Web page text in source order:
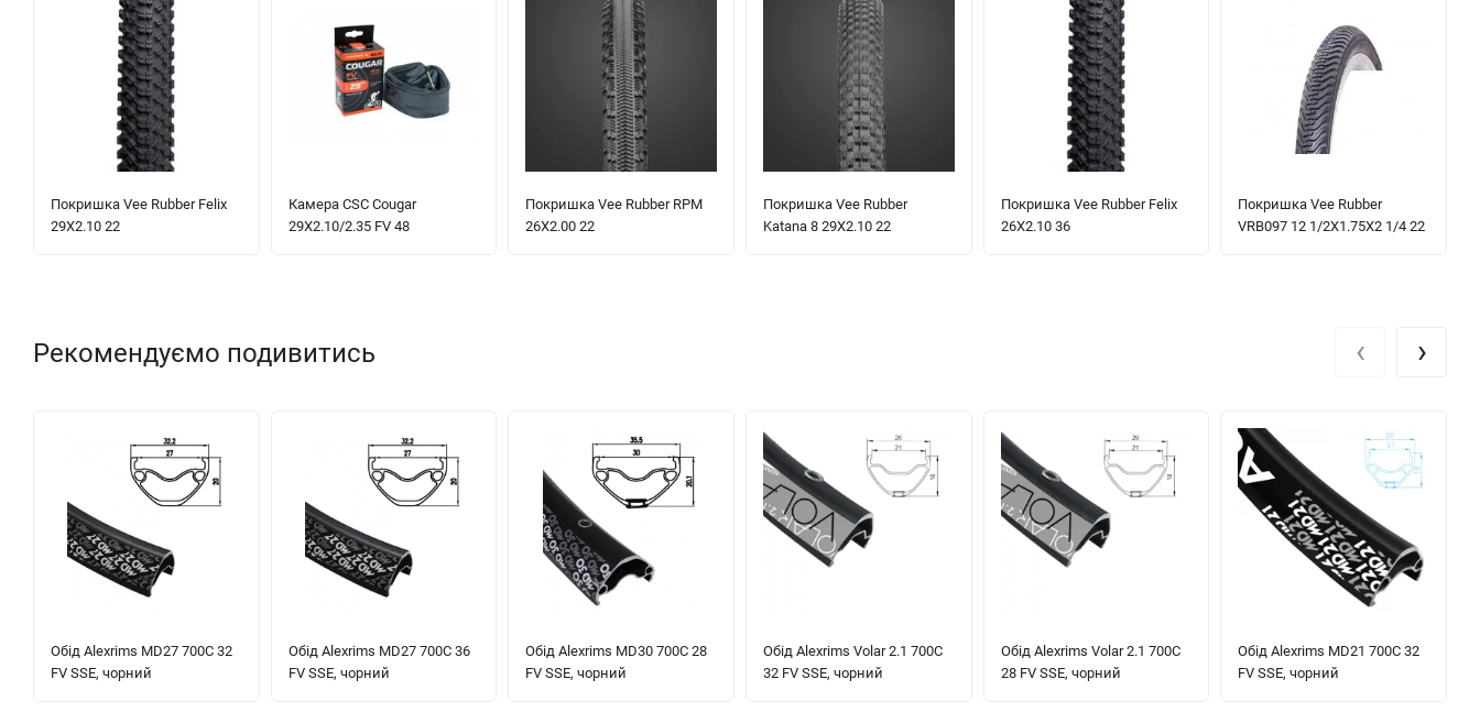
Покришка Vee Rubber Felix
29X2.10 22
Камера CSC Cougar
29X2.10/2.35 FV 48
Покришка Vee Rubber RPM
26X2.00 22
Покришка Vee Rubber
Katana 8 29X2.10 22
Покришка Vee Rubber Felix
26X2.10 36
Покришка Vee Rubber
VRB097 12 1/2X1.75X2 1/4 22
Рекомендуємо подивитись
Обід Alexrims MD27 700C 32
FV SSE, чорний
Обід Alexrims MD27 700C 36
FV SSE, чорний
Обід Alexrims MD30 700C 28
FV SSE, чорний
Обід Alexrims Volar 2.1 700C
32 FV SSE, чорний
Обід Alexrims Volar 2.1 700C
28 FV SSE, чорний
Обід Alexrims MD21 700C 32
FV SSE, чорний
‹ ›